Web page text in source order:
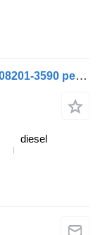
Collettore MAN TGL 12.220 (01.05-) 51.08201-3590 per trattore stradale MAN TGL, TGM, TGS, TGX (2005-2021)
diesel